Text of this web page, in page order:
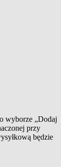
wyborze „Dodaj
przy
będzie